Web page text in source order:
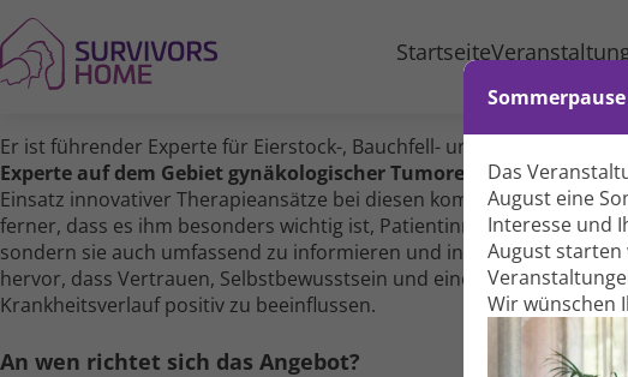
Startseite
Sommerpause
Das
August eine
Interesse und
August
Wir wünschen
Er ist führender Experte für Eierstock-, Bauchfell- und Eileiter­krebs –
Experte auf dem Gebiet gynäkologischer Tumore legtProfessor
Einsatz innovativer Therapie­ansätze bei diesen komplexen
ferner, dass es ihm besonders wichtig ist, Patientinnen nicht nur
sondern sie auch umfassend zu informieren und in ein
hervor, dass Vertrauen, Selbst­bewusstsein und eine gute
Krankheits­verlauf positiv zu beeinflussen.
An wen richtet sich das Angebot?